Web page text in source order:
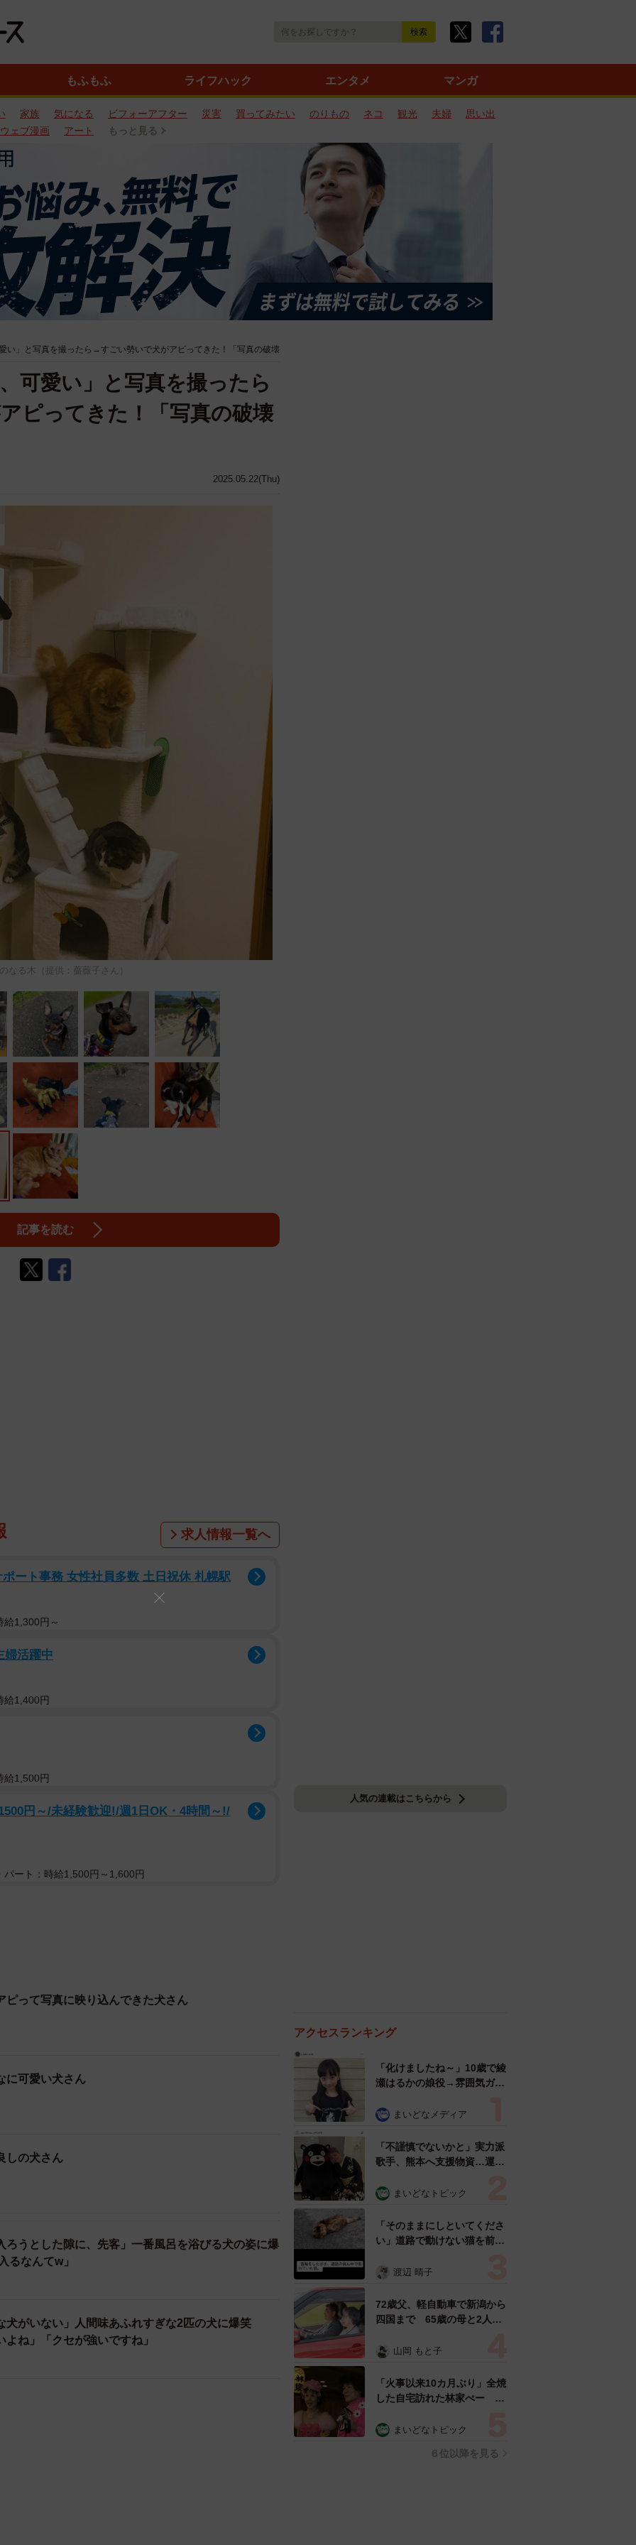
もふもふ ライフハック エンタメ マンガ
家族 気になる ビフォーアフター 災害 買ってみたい のりもの ネコ 観光 夫婦
思い出
ウェブ漫画
アート もっと見る
い」と写真を撮ったら→すごい勢いで犬がアピってきた！「写真の破壊
2025.05.22(Thu)
可愛い」と写真を撮ったら
ピってきた！「写真の破壊
なる木（提供：薔薇子さん）
記事を読む
求人情報一覧へ
ート事務 女性社員多数 土日祝休 札幌駅
給1,300円～
婦活躍中
給1,400円
給1,500円
円～/未経験歓迎!/週1日OK・4時間～!/
パート：時給1,500円～1,600円
ピって写真に映り込んできた犬さん
に可愛い犬さん
しの犬さん
ろうとした隙に、先客」一番風呂を浴びる犬の姿に爆
るなんてw」
犬がいない」人間味あふれすぎな2匹の犬に爆笑
ね」「クセが強いですね」
人気の連載はこちらから
アクセスランキング
「化けましたね～」10歳で綾
瀬はるかの娘役→雰囲気ガラ
雰囲気が」「宝塚に入れそ
まいどなメディア
「不謹慎でないかと」実力派
歌手、熊本へ支援物資…運搬
めらい 「痛いほど伝わる」
まいどなトピック
「そのままにしといてくださ
い」道路で動けない猫を前に
ようとした4日間 「命の重
表の訴え
渡辺 晴子
72歳父、軽自動車で新潟から
四国まで 65歳の母と2人で
憩まで分刻み… 「大学生で
山岡 もと子
「火事以来10カ月ぶり」全焼
した自宅訪れた林家ぺー 内
ン状態の部屋に呆然
まいどなトピック
６位以降を見る